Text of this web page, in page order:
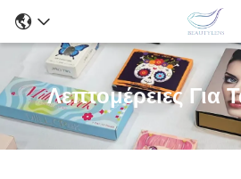
Λεπτομέρειες Για